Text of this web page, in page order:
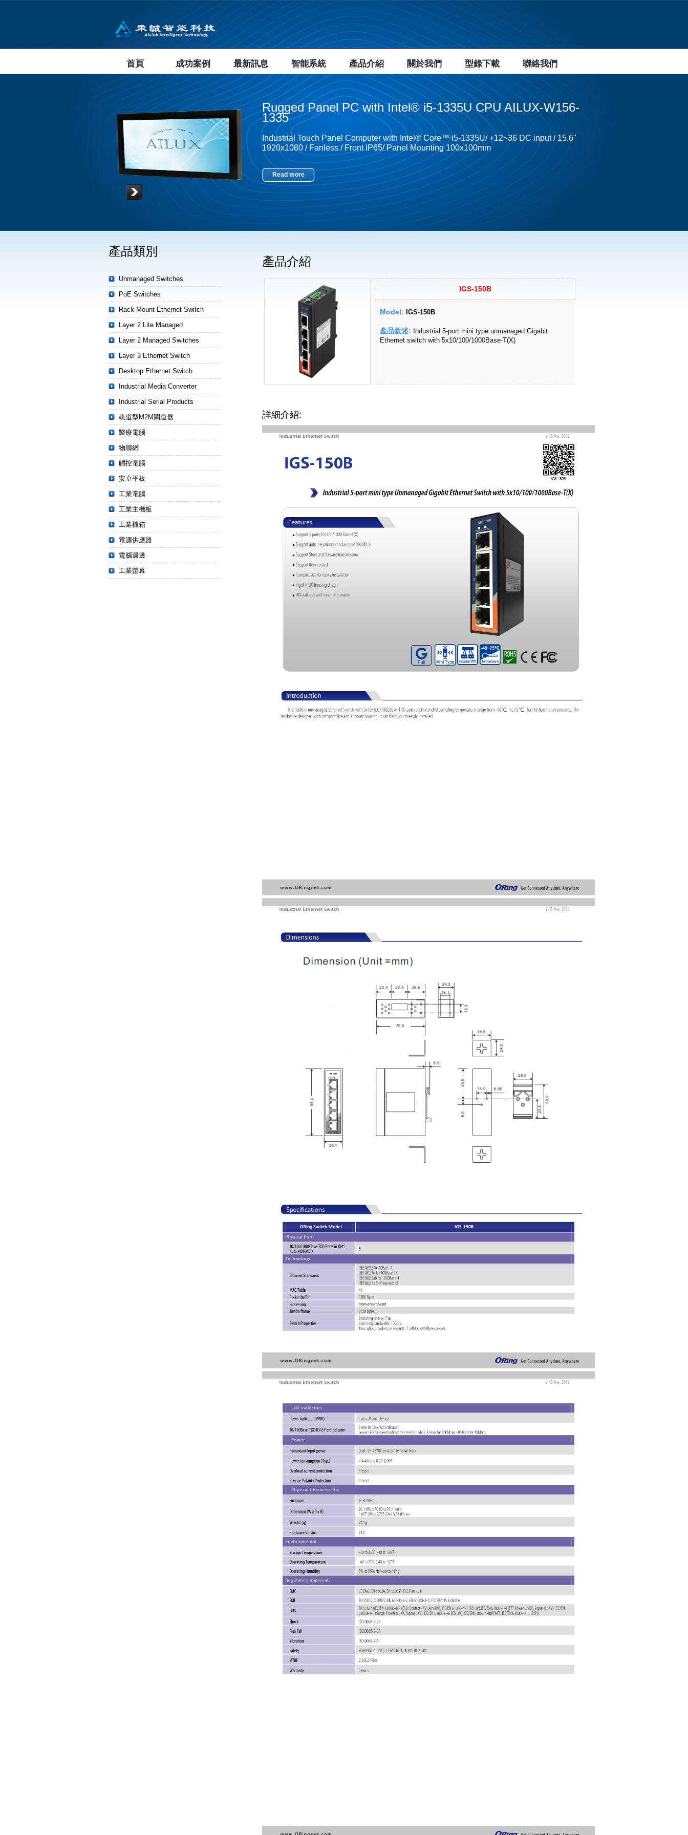
首頁 成功案例 最新訊息 智能系統 產品介紹 關於我們 型錄下載 聯絡我們
Rugged Panel PC with Intel® i5-1335U CPU AILUX-W156-
1335
Industrial Touch Panel Computer with Intel® Core™ i5-1335U/ +12~36 DC input / 15.6"
1920x1080 / Fanless / Front IP65/ Panel Mounting 100x100mm
Read more
產品介紹
IGS-150B
Model: IGS-150B
產品敘述: Industrial 5-port mini type unmanaged Gigabit
Ethernet switch with 5x10/100/1000Base-T(X)
詳細介紹:
產品類別
Unmanaged Switches
PoE Switches
Rack-Mount Ethernet Switch
Layer 2 Lite Managed
Layer 2 Managed Switches
Layer 3 Ethernet Switch
Desktop Ethernet Switch
Industrial Media Converter
Industrial Serial Products
軌道型M2M閘道器
醫療電腦
物聯網
觸控電腦
安卓平板
工業電腦
工業主機板
工業機箱
電源供應器
電腦週邊
工業螢幕